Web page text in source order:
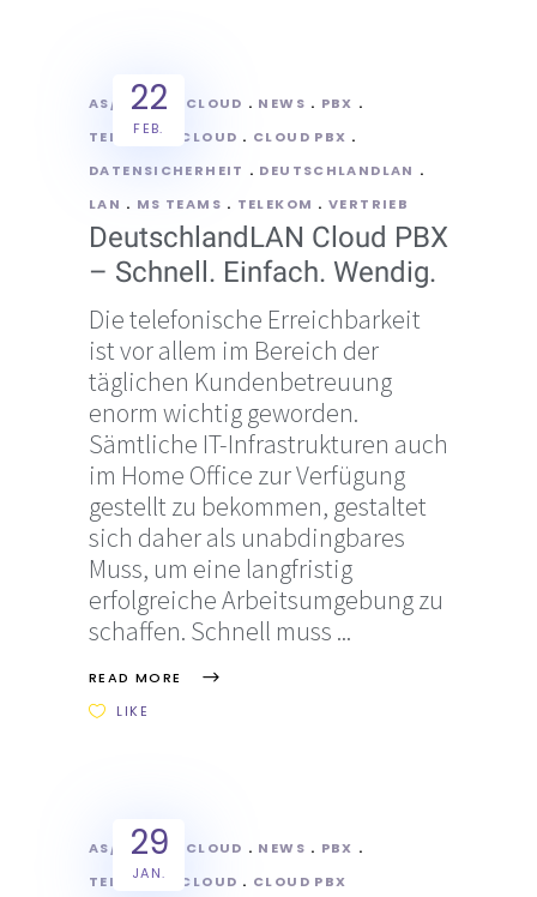
22
FEB.
AS/POINT CLOUD NEWS
PBX
TELEKOM
CLOUD
CLOUD PBX
DATENSICHERHEIT
DEUTSCHLANDLAN
LAN
MS TEAMS TELEKOM VERTRIEB
DeutschlandLAN Cloud PBX
– Schnell. Einfach. Wendig.
Die telefonische Erreichbarkeit
ist vor allem im Bereich der
täglichen Kundenbetreuung
enorm wichtig geworden.
Sämtliche IT-Infrastrukturen auch
im Home Office zur Verfügung
gestellt zu bekommen, gestaltet
sich daher als unabdingbares
Muss, um eine langfristig
erfolgreiche Arbeitsumgebung zu
schaffen. Schnell muss
READ MORE
LIKE
29
JAN.
AS/POINT CLOUD NEWS
PBX
TELEKOM
CLOUD CLOUD PBX